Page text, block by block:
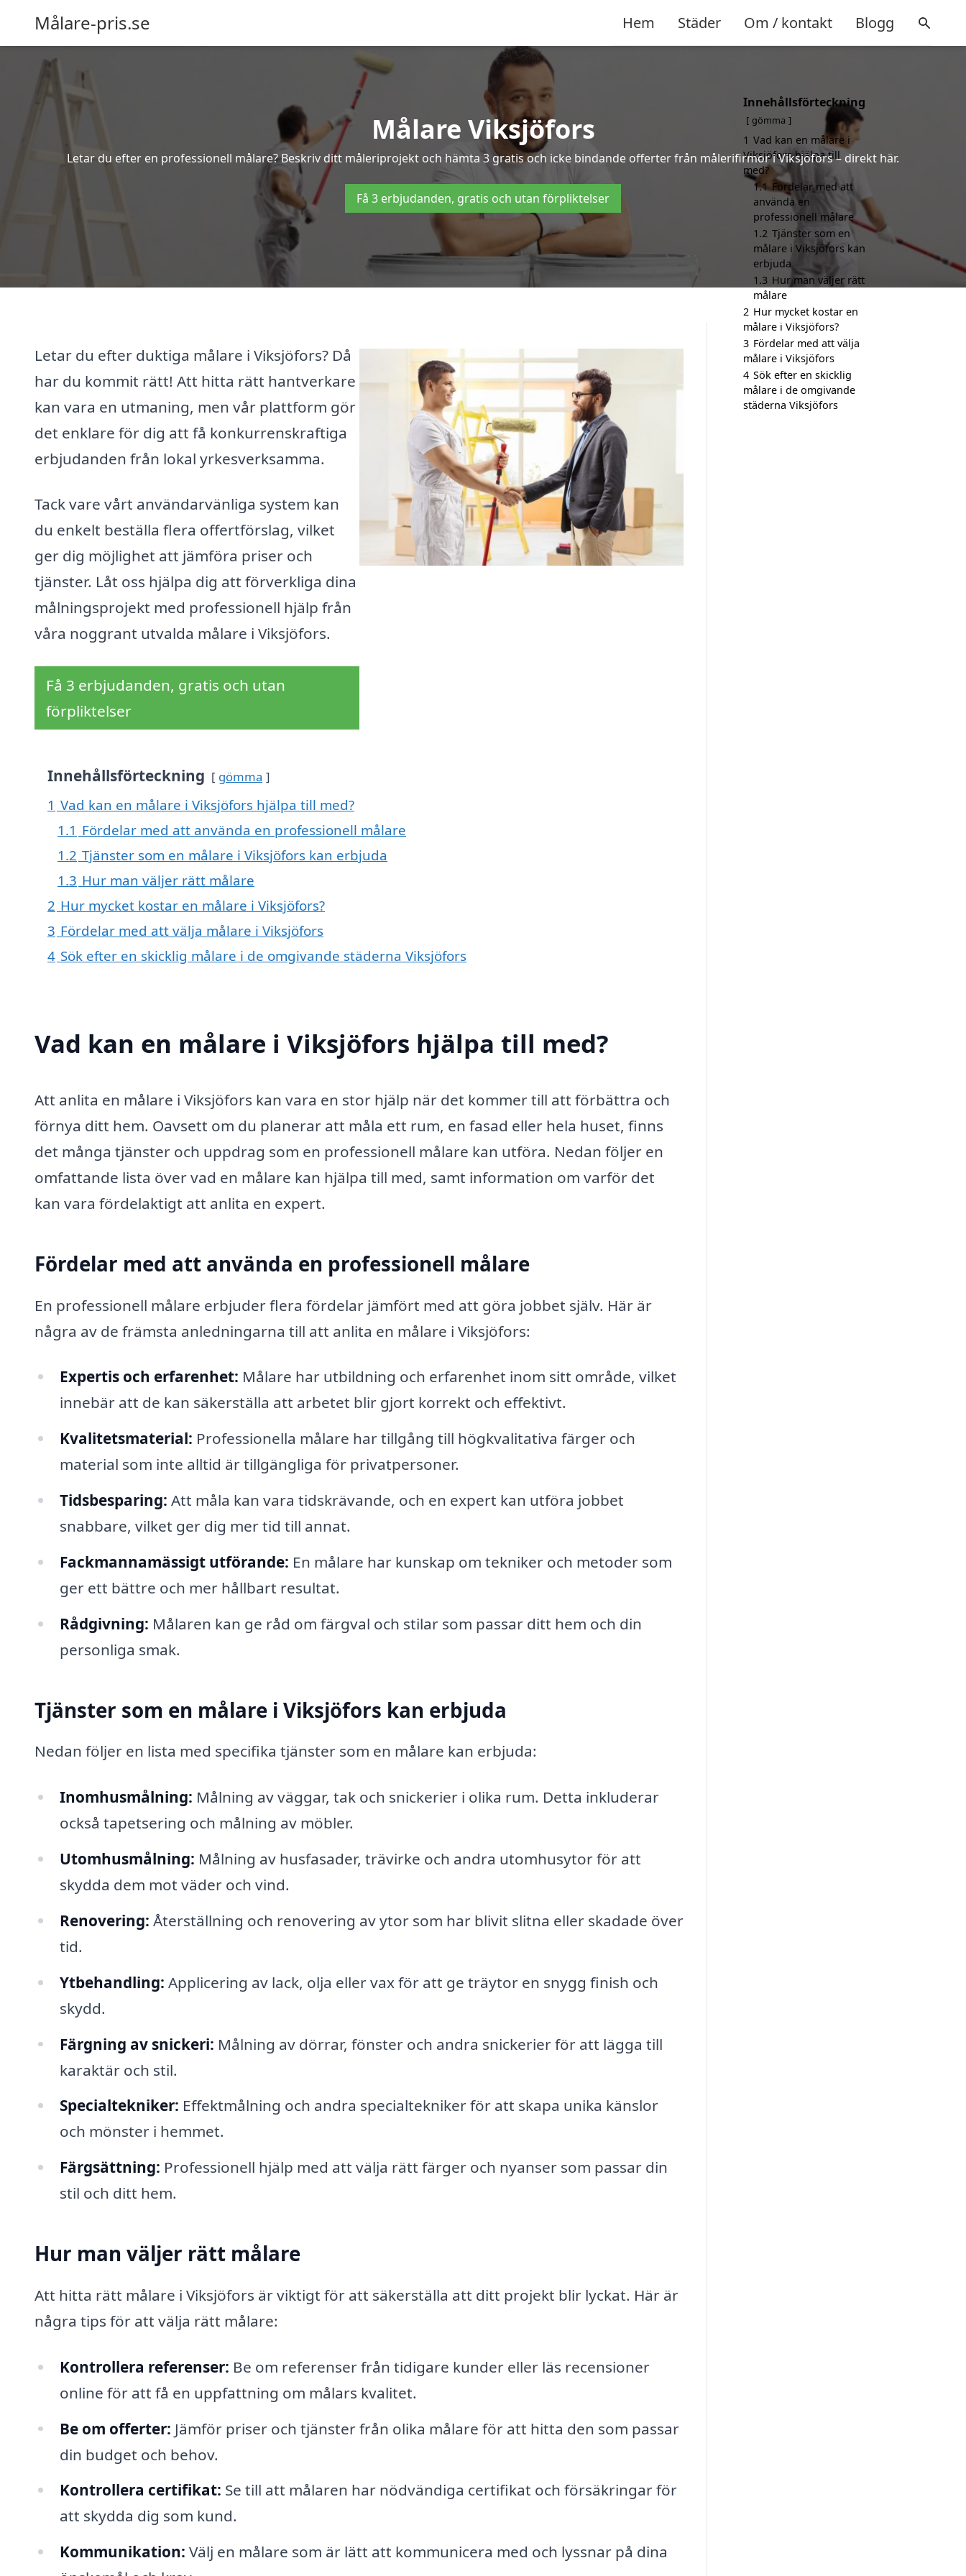
Målare-pris.se Hem Städer Om / kontakt Blogg
Målare Viksjöfors
Letar du efter en professionell målare? Beskriv ditt måleriprojekt och hämta 3 gratis och icke bindande offerter från målerifirmor i Viksjöfors – direkt här.
Få 3 erbjudanden, gratis och utan förpliktelser
Letar du efter duktiga målare i Viksjöfors? Då
har du kommit rätt! Att hitta rätt hantverkare
kan vara en utmaning, men vår plattform gör
det enklare för dig att få konkurrenskraftiga
erbjudanden från lokal yrkesverksamma.
Tack vare vårt användarvänliga system kan
du enkelt beställa flera offertförslag, vilket
ger dig möjlighet att jämföra priser och
tjänster. Låt oss hjälpa dig att förverkliga dina
målningsprojekt med professionell hjälp från
våra noggrant utvalda målare i Viksjöfors.
Få 3 erbjudanden, gratis och utan
förpliktelser
Innehållsförteckning gömma
1 Vad kan en målare i Viksjöfors hjälpa till med?
1.1 Fördelar med att använda en professionell målare
1.2 Tjänster som en målare i Viksjöfors kan erbjuda
1.3 Hur man väljer rätt målare
2 Hur mycket kostar en målare i Viksjöfors?
3 Fördelar med att välja målare i Viksjöfors
4 Sök efter en skicklig målare i de omgivande städerna Viksjöfors
Vad kan en målare i Viksjöfors hjälpa till med?
Att anlita en målare i Viksjöfors kan vara en stor hjälp när det kommer till att förbättra och
förnya ditt hem. Oavsett om du planerar att måla ett rum, en fasad eller hela huset, finns
det många tjänster och uppdrag som en professionell målare kan utföra. Nedan följer en
omfattande lista över vad en målare kan hjälpa till med, samt information om varför det
kan vara fördelaktigt att anlita en expert.
Fördelar med att använda en professionell målare
En professionell målare erbjuder flera fördelar jämfört med att göra jobbet själv. Här är
några av de främsta anledningarna till att anlita en målare i Viksjöfors:
Expertis och erfarenhet: Målare har utbildning och erfarenhet inom sitt område, vilket
innebär att de kan säkerställa att arbetet blir gjort korrekt och effektivt.
Kvalitetsmaterial: Professionella målare har tillgång till högkvalitativa färger och
material som inte alltid är tillgängliga för privatpersoner.
Tidsbesparing: Att måla kan vara tidskrävande, och en expert kan utföra jobbet
snabbare, vilket ger dig mer tid till annat.
Fackmannamässigt utförande: En målare har kunskap om tekniker och metoder som
ger ett bättre och mer hållbart resultat.
Rådgivning: Målaren kan ge råd om färgval och stilar som passar ditt hem och din
personliga smak.
Tjänster som en målare i Viksjöfors kan erbjuda
Nedan följer en lista med specifika tjänster som en målare kan erbjuda:
Inomhusmålning: Målning av väggar, tak och snickerier i olika rum. Detta inkluderar
också tapetsering och målning av möbler.
Utomhusmålning: Målning av husfasader, trävirke och andra utomhusytor för att
skydda dem mot väder och vind.
Renovering: Återställning och renovering av ytor som har blivit slitna eller skadade över
tid.
Ytbehandling: Applicering av lack, olja eller vax för att ge träytor en snygg finish och
skydd.
Färgning av snickeri: Målning av dörrar, fönster och andra snickerier för att lägga till
karaktär och stil.
Specialtekniker: Effektmålning och andra specialtekniker för att skapa unika känslor
och mönster i hemmet.
Färgsättning: Professionell hjälp med att välja rätt färger och nyanser som passar din
stil och ditt hem.
Hur man väljer rätt målare
Att hitta rätt målare i Viksjöfors är viktigt för att säkerställa att ditt projekt blir lyckat. Här är
några tips för att välja rätt målare:
Kontrollera referenser: Be om referenser från tidigare kunder eller läs recensioner
online för att få en uppfattning om målars kvalitet.
Be om offerter: Jämför priser och tjänster från olika målare för att hitta den som passar
din budget och behov.
Kontrollera certifikat: Se till att målaren har nödvändiga certifikat och försäkringar för
att skydda dig som kund.
Kommunikation: Välj en målare som är lätt att kommunicera med och lyssnar på dina
Innehållsförteckning
gömma
1 Vad kan en målare i
Viksjöfors hjälpa till
med?
1.1 Fördelar med att
använda en
professionell målare
1.2 Tjänster som en
målare i Viksjöfors kan
erbjuda
1.3 Hur man väljer rätt
målare
2 Hur mycket kostar en
målare i Viksjöfors?
3 Fördelar med att välja
målare i Viksjöfors
4 Sök efter en skicklig
målare i de omgivande
städerna Viksjöfors